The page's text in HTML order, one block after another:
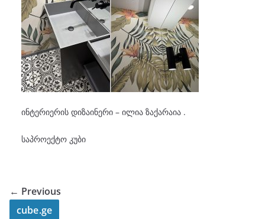
ინტერიერის დიზაინერი – ილია ზაქარაია .
საპროექტო კუბი
← Previous
cube.ge